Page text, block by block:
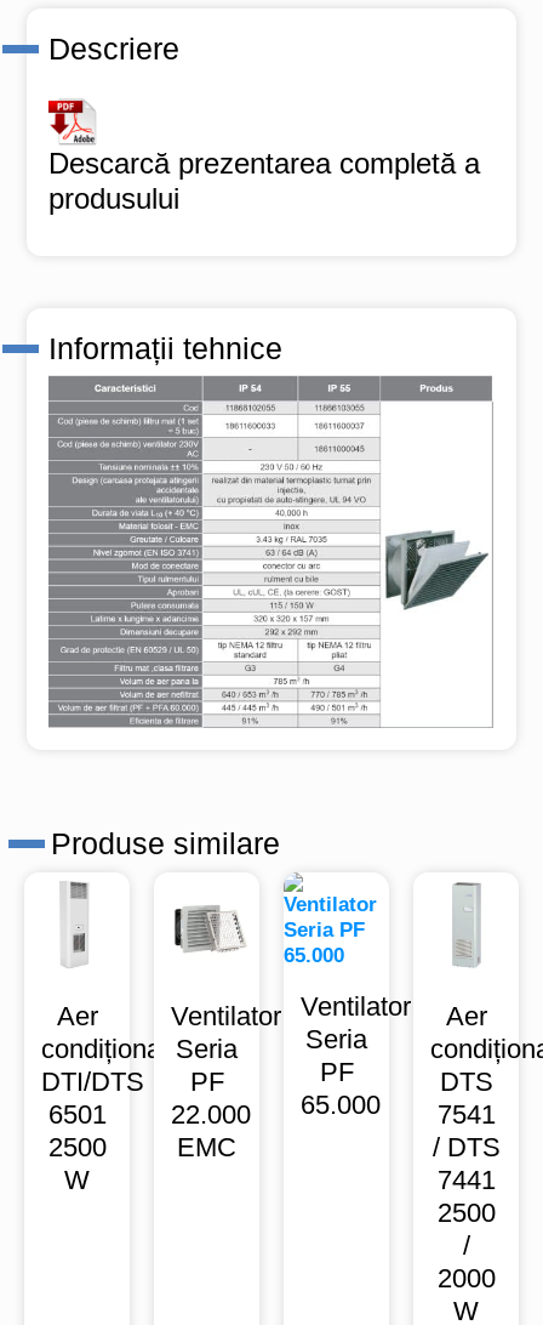
Descriere
Descarcă prezentarea completă a
produsului
Informații tehnice
Produse similare
Aer
condiționat
DTI/DTS
6501
2500
W
Ventilator
Seria
PF
22.000
EMC
Ventilator
Seria
PF
65.000
Aer
DTS
7541
/ DTS
7441
2500
/
2000
W